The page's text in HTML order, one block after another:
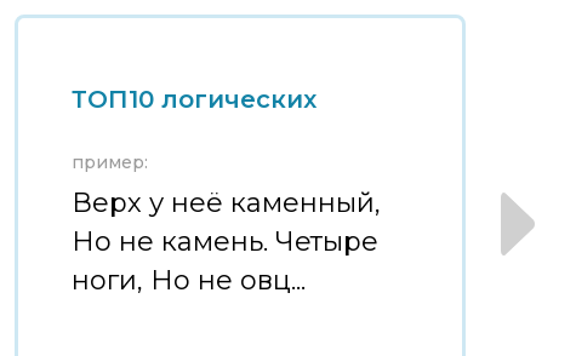
ТОП10 логических
пример:
Верх у неё каменный,
Но не камень. Четыре
ноги, Но не овц...